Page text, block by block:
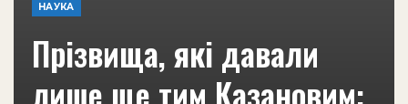
НАУКА
Прізвища, які давали
лише ще тим Казановим: